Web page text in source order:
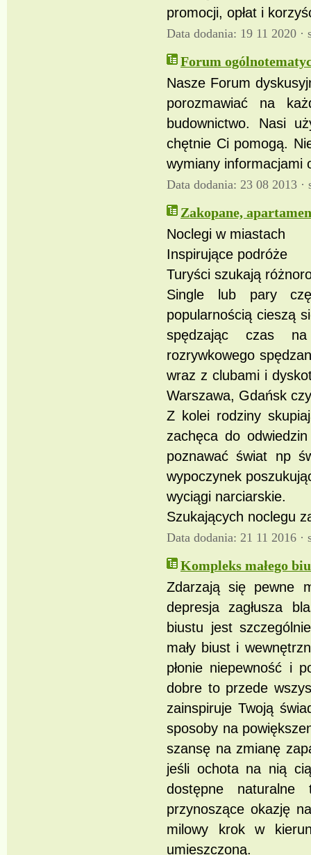
promocji, opłat i
Data dodania: 19 11 2020 ·
Forum
Nasze Forum
porozmawiać na
budownictwo. Nasi
chętnie Ci pomogą.
wymiany informacjami
Data dodania: 23 08 2013 ·
Zakopane,
Noclegi w miastach
Inspirujące podróże
Turyści szukają
Single lub pary
popularnością cieszą
spędzając czas
rozrywkowego
wraz z clubami i
Warszawa, Gdańsk
Z kolei rodziny
zachęca do
poznawać świat np
wypoczynek
wyciągi narciarskie.
Szukających noclegu
Data dodania: 21 11 2016 ·
Kompleks małego
Zdarzają się pewne
depresja zagłusza
biustu jest
mały biust i
płonie niepewność i
dobre to przede
zainspiruje Twoją
sposoby na
szansę na zmianę
jeśli ochota na nią
dostępne
przynoszące okazję
milowy krok w
umieszczoną.